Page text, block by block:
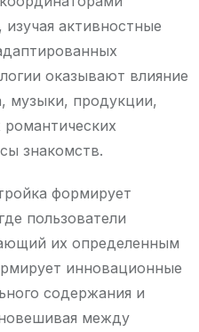
изучая активностные
оказывают влияние
музыки, продукции,
знакомств.
формирует
пользователи
их определенным
инновационные
содержания и
между